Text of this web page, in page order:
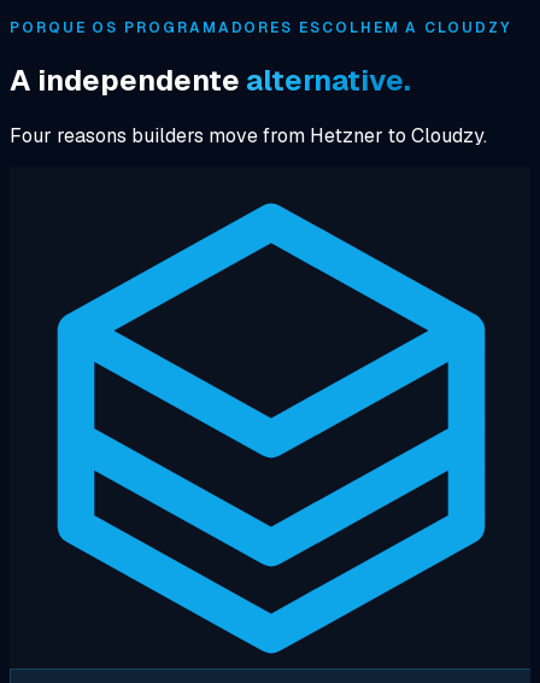
PORQUE OS PROGRAMADORES ESCOLHEM A CLOUDZY
A independente alternative.
Four reasons builders move from Hetzner to Cloudzy.